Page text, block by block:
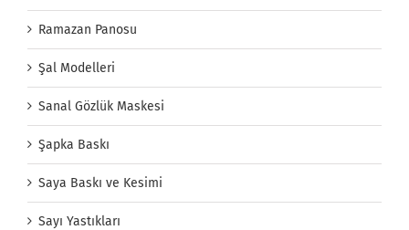
Ramazan Panosu
Şal Modelleri
Sanal Gözlük Maskesi
Şapka Baskı
Saya Baskı ve Kesimi
Sayı Yastıkları